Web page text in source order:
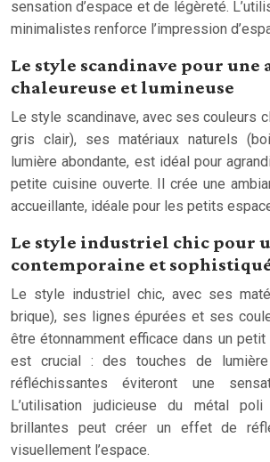
sensation d’espace et de légèreté.
minimalistes renforce l’impression
Le style scandinave pour une
chaleureuse et lumineuse
Le style scandinave, avec ses couleurs
gris clair), ses matériaux naturels
lumière abondante, est idéal pour
petite cuisine ouverte. Il crée une
accueillante, idéale pour les petits
Le style industriel chic pour
contemporaine et
Le style industriel chic, avec ses
brique), ses lignes épurées et ses
être étonnamment efficace dans un petit
est crucial : des touches de
réfléchissantes éviteront une
L’utilisation judicieuse du métal
brillantes peut créer un effet de
visuellement l’espace.